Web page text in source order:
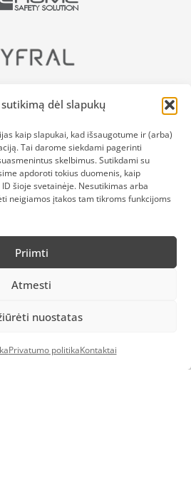
dėl slapukų
kaip slapukai, kad išsaugotume ir (arba)
Tai darome siekdami pagerinti
skelbimus. Sutikdami su
apdoroti tokius duomenis, kaip
šioje svetainėje. Nesutikimas arba
neigiamos įtakos tam tikroms funkcijoms
Priimti
Atmesti
nuostatas
Privatumo politikaKontaktai
Testgroup LT
600 64 054
Vilnius, LT-03154, Lietuva